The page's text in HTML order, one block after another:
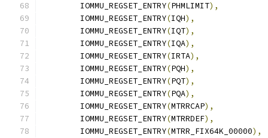
	IOMMU_REGSET_ENTRY
(PHMLIMIT),
	IOMMU_REGSET_ENTRY
(IQH),
	IOMMU_REGSET_ENTRY
(IQT),
	IOMMU_REGSET_ENTRY
(IQA),
	IOMMU_REGSET_ENTRY
(IRTA),
	IOMMU_REGSET_ENTRY
(PQH),
	IOMMU_REGSET_ENTRY
(PQT),
	IOMMU_REGSET_ENTRY
(PQA),
	IOMMU_REGSET_ENTRY
(MTRRCAP),
	IOMMU_REGSET_ENTRY
(MTRRDEF),
	IOMMU_REGSET_ENTRY
(MTRR_FIX64K_00000),